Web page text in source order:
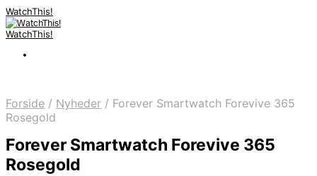
WatchThis!
WatchThis!
Forside / Nyheder / Forever Smartwatch Forevive 365
Rosegold
Forever Smartwatch Forevive 365
Rosegold